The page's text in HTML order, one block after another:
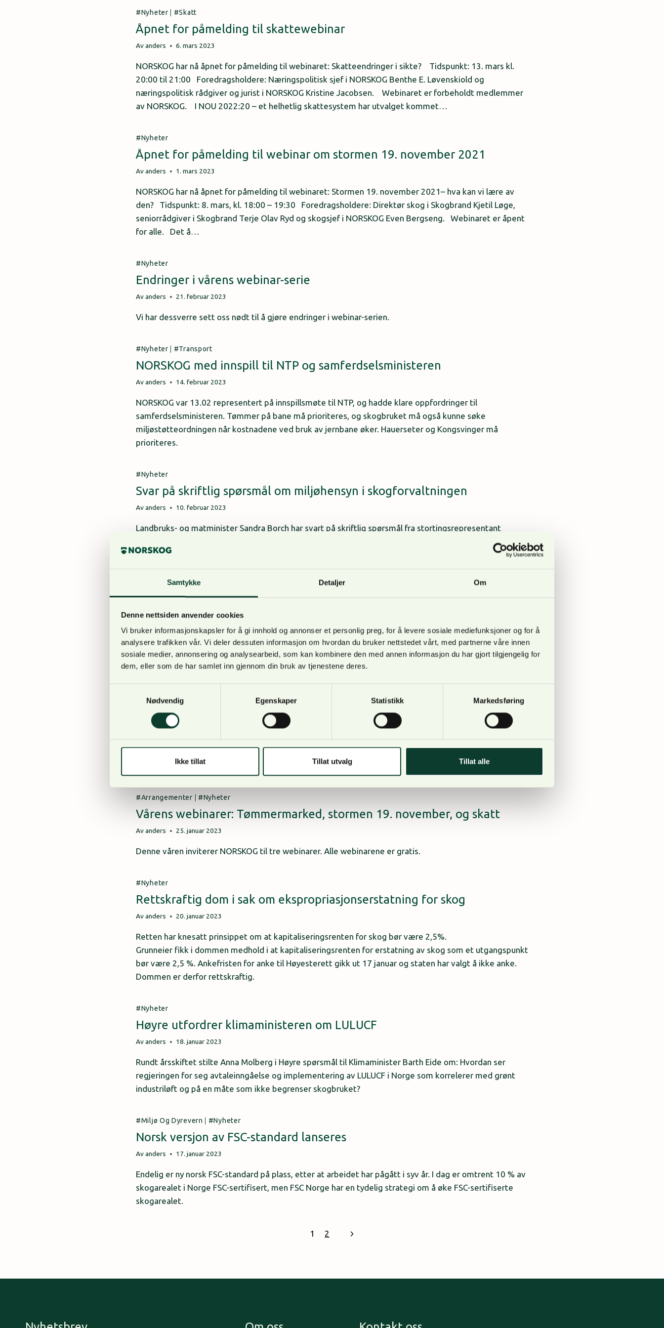
Samtykke Detaljer Om
Denne nettsiden anvender cookies
Vi bruker informasjonskapsler for å gi innhold og annonser et personlig preg, for å levere sosiale mediefunksjoner og for å
analysere trafikken vår. Vi deler dessuten informasjon om hvordan du bruker nettstedet vårt, med partnerne våre innen
sosiale medier, annonsering og analysearbeid, som kan kombinere den med annen informasjon du har gjort tilgjengelig for
dem, eller som de har samlet inn gjennom din bruk av tjenestene deres.
Nødvendig
Egenskaper Statistikk Markedsføring
Ikke tillat Tillat utvalg Tillat alle
Nyheter Skatt
Åpnet for påmelding til skattewebinar
Avanders 6. mars 2023
NORSKOG har nå åpnet for påmelding til webinaret: Skatteendringer i sikte? Tidspunkt: 13. mars kl.
20:00 til 21:00 Foredragsholdere: Næringspolitisk sjef i NORSKOG Benthe E. Løvenskiold og
næringspolitisk rådgiver og jurist i NORSKOG Kristine Jacobsen. Webinaret er forbeholdt medlemmer
av NORSKOG. I NOU 2022:20 – et helhetlig skattesystem har utvalget kommet…
Nyheter
Åpnet for påmelding til webinar om stormen 19. november 2021
Avanders 1. mars 2023
NORSKOG har nå åpnet for påmelding til webinaret: Stormen 19. november 2021– hva kan vi lære av
den? Tidspunkt: 8. mars, kl. 18:00 – 19:30 Foredragsholdere: Direktør skog i Skogbrand Kjetil Løge,
seniorrådgiver i Skogbrand Terje Olav Ryd og skogsjef i NORSKOG Even Bergseng. Webinaret er åpent
for alle. Det å…
Nyheter
Endringer i vårens webinar-serie
Avanders 21. februar 2023
Vi har dessverre sett oss nødt til å gjøre endringer i webinar-serien.
Nyheter Transport
NORSKOG med innspill til NTP og samferdselsministeren
Avanders 14. februar 2023
NORSKOG var 13.02 representert på innspillsmøte til NTP, og hadde klare oppfordringer til
samferdselsministeren. Tømmer på bane må prioriteres, og skogbruket må også kunne søke
miljøstøtteordningen når kostnadene ved bruk av jernbane øker. Hauerseter og Kongsvinger må
prioriteres.
Nyheter
Svar på skriftlig spørsmål om miljøhensyn i skogforvaltningen
Avanders 10. februar 2023
Landbruks- og matminister Sandra Borch har svart på skriftlig spørsmål fra stortingsrepresentant
Kurstilbud om lukket hogst
NORSKOG inviterer både medlemmer og ikke-medlemmer til å melde seg på kurs i lukket hogst. Kurset
gjennomføres med 3 sesjoner på 1,5 time på Teams og en skogdag.
anders 3. februar 2023
NORSKOG har nå åpnet for påmelding til webinaret: Tømmermarked i endring Tidspunkt: 8. februar, kl.
18:00 – 19:30 Foredragsholdere: Adm.dir. i NORSKOG Arne Rørå, markedssjef i NORTØMMER Knut
Melum og Baltic States Representative i NORTØMMER Juris Menniks. Tømmer og treprodukter er en
internasjonal handelsvare, markedet er stadig i endring og vi…
Arrangementer Nyheter
Vårens webinarer: Tømmermarked, stormen 19. november, og skatt
Avanders 25. januar 2023
Denne våren inviterer NORSKOG til tre webinarer. Alle webinarene er gratis.
Nyheter
Rettskraftig dom i sak om ekspropriasjonserstatning for skog
Avanders 20. januar 2023
Retten har knesatt prinsippet om at kapitaliseringsrenten for skog bør være 2,5%.
Grunneier fikk i dommen medhold i at kapitaliseringsrenten for erstatning av skog som et utgangspunkt
bør være 2,5 %. Ankefristen for anke til Høyesterett gikk ut 17 januar og staten har valgt å ikke anke.
Dommen er derfor rettskraftig.
Nyheter
Høyre utfordrer klimaministeren om LULUCF
Avanders 18. januar 2023
Rundt årsskiftet stilte Anna Molberg i Høyre spørsmål til Klimaminister Barth Eide om: Hvordan ser
regjeringen for seg avtaleinngåelse og implementering av LULUCF i Norge som korrelerer med grønt
industriløft og på en måte som ikke begrenser skogbruket?
Miljø Og Dyrevern Nyheter
Norsk versjon av FSC-standard lanseres
Avanders 17. januar 2023
Endelig er ny norsk FSC-standard på plass, etter at arbeidet har pågått i syv år. I dag er omtrent 10 % av
skogarealet i Norge FSC-sertifisert, men FSC Norge har en tydelig strategi om å øke FSC-sertifiserte
skogarealet.
1 2
Next